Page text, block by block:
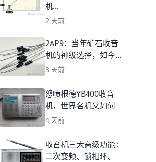
机...
2 天前
2AP9：当年矿石收音
机的神级选择，如今...
3 天前
怒喷根德YB400收音
机，世界名机又如何...
4 天前
收音机三大高级功能：
二次变频、锁相环、